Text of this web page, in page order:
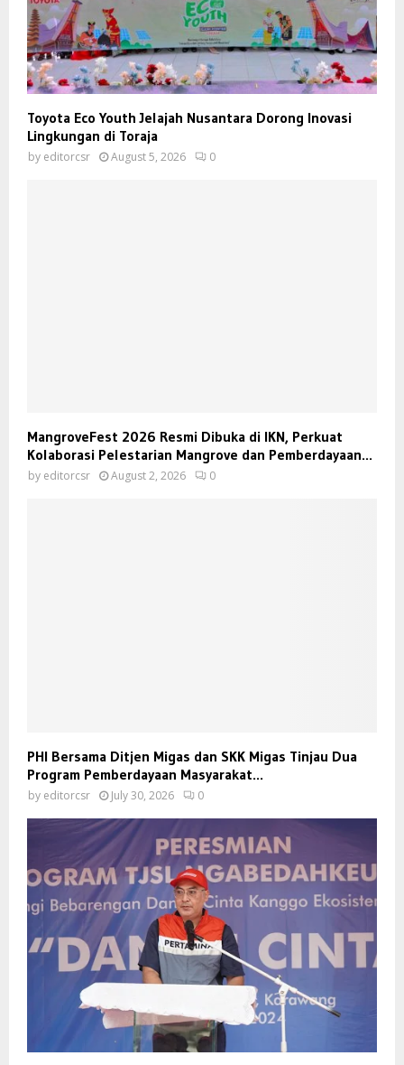
Toyota Eco Youth Jelajah Nusantara Dorong Inovasi
Lingkungan di Toraja
by editorcsr August 5, 2026 0
MangroveFest 2026 Resmi Dibuka di IKN, Perkuat
Kolaborasi Pelestarian Mangrove dan Pemberdayaan...
by editorcsr August 2, 2026 0
PHI Bersama Ditjen Migas dan SKK Migas Tinjau Dua
Program Pemberdayaan Masyarakat...
by editorcsr July 30, 2026 0